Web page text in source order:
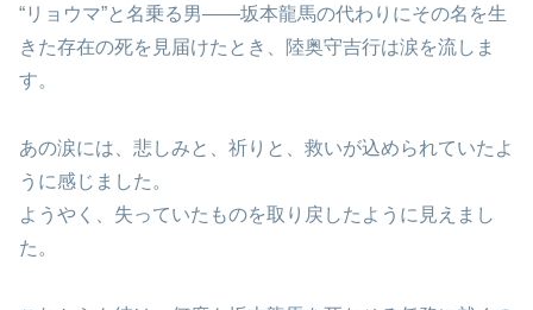
“リョウマ”と名乗る男――坂本龍馬の代わりにその名を生
きた存在の死を見届けたとき、陸奥守吉行は涙を流しま
す。
あの涙には、悲しみと、祈りと、救いが込められていたよ
うに感じました。
ようやく、失っていたものを取り戻したように見えまし
た。